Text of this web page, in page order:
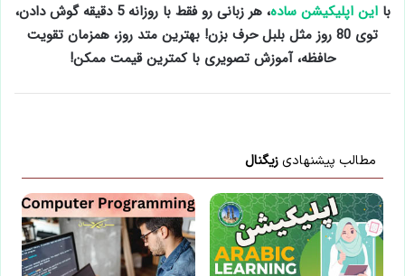
بااین اپلیکیشن ساده
، هر زبانی رو فقط با روزانه 5 دقیقه گوش دادن،
توی 80 روز مثل بلبل حرف بزن! بهترین متد روز، همزمان تقویت
حافظه، آموزش تصویری با کمترین قیمت ممکن!